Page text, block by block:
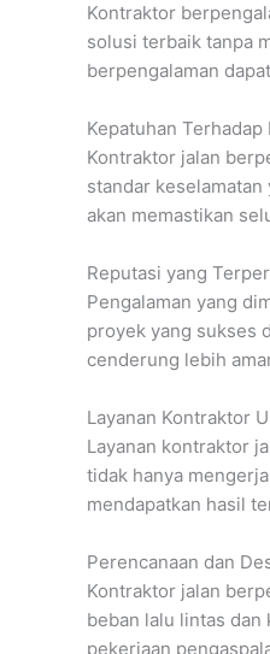
Kontraktor
solusi terbaik tanpa
berpengalaman
Kepatuhan Terhadap
Kontraktor jalan
standar
akan memastikan
Reputasi yang
Pengalaman yang
proyek yang sukses
cenderung lebih
Layanan Kontraktor
Layanan kontraktor
tidak hanya
mendapatkan hasil
Perencanaan dan
Kontraktor jalan
beban lalu lintas dan
pekerjaan